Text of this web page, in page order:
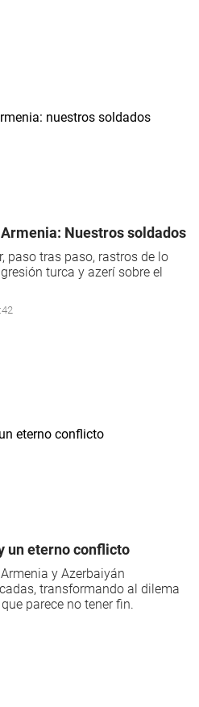
Nuestros soldados
paso tras paso, rastros de lo
turca y azerí sobre el
un eterno conflicto
y Azerbaiyán
transformando al dilema
parece no tener fin.